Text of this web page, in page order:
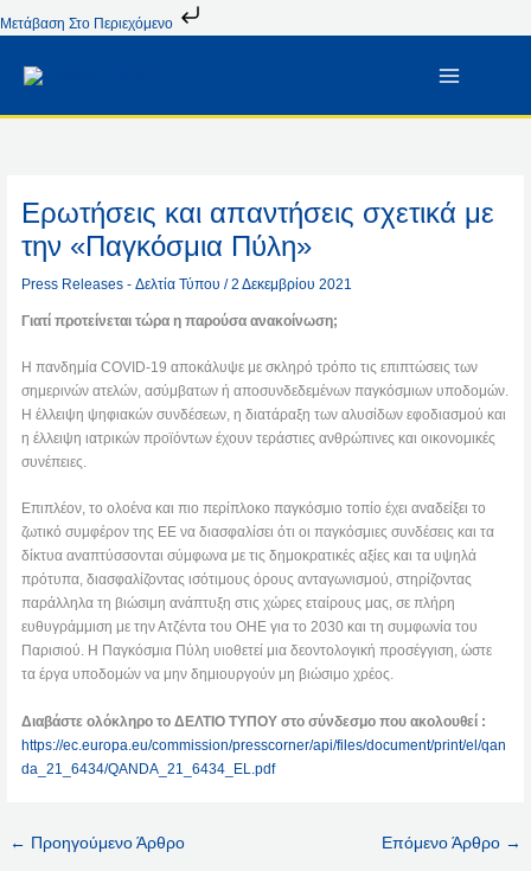
Μετάβαση Στο Περιεχόμενο
Στο
Ερωτήσεις και απαντήσεις σχετικά με
την «Παγκόσμια Πύλη»
Press Releases - Δελτία Τύπου /2 Δεκεμβρίου 2021
Γιατί προτείνεται τώρα η παρούσα ανακοίνωση;
Η πανδημία COVID-19 αποκάλυψε με σκληρό τρόπο τις επιπτώσεις των
σημερινών ατελών, ασύμβατων ή αποσυνδεδεμένων παγκόσμιων υποδομών.
Η έλλειψη ψηφιακών συνδέσεων, η διατάραξη των αλυσίδων εφοδιασμού και
η έλλειψη ιατρικών προϊόντων έχουν τεράστιες ανθρώπινες και οικονομικές
συνέπειες.
Επιπλέον, το ολοένα και πιο περίπλοκο παγκόσμιο τοπίο έχει αναδείξει το
ζωτικό συμφέρον της ΕΕ να διασφαλίσει ότι οι παγκόσμιες συνδέσεις και τα
δίκτυα αναπτύσσονται σύμφωνα με τις δημοκρατικές αξίες και τα υψηλά
πρότυπα, διασφαλίζοντας ισότιμους όρους ανταγωνισμού, στηρίζοντας
παράλληλα τη βιώσιμη ανάπτυξη στις χώρες εταίρους μας, σε πλήρη
ευθυγράμμιση με την Ατζέντα του ΟΗΕ για το 2030 και τη συμφωνία του
Παρισιού. Η Παγκόσμια Πύλη υιοθετεί μια δεοντολογική προσέγγιση, ώστε
τα έργα υποδομών να μην δημιουργούν μη βιώσιμο χρέος.
Διαβάστε ολόκληρο το ΔΕΛΤΙΟ ΤΥΠΟΥ στο σύνδεσμο που ακολουθεί :
https://ec.europa.eu/commission/presscorner/api/files/document/print/el/qan
da_21_6434/QANDA_21_6434_EL.pdf
← Προηγούμενο Άρθρο Επόμενο Άρθρο →